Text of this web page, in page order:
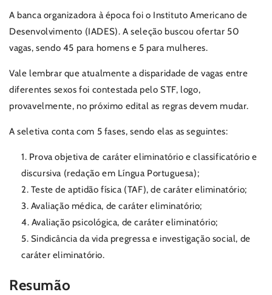
A banca organizadora à época foi o Instituto Americano de
Desenvolvimento (IADES). A seleção buscou ofertar 50
vagas, sendo 45 para homens e 5 para mulheres.
Vale lembrar que atualmente a disparidade de vagas entre
diferentes sexos foi contestada pelo STF, logo,
provavelmente, no próximo edital as regras devem mudar.
A seletiva conta com 5 fases, sendo elas as seguintes:
Prova objetiva de caráter eliminatório e classificatório e
discursiva (redação em Língua Portuguesa);
Teste de aptidão física (TAF), de caráter eliminatório;
Avaliação médica, de caráter eliminatório;
Avaliação psicológica, de caráter eliminatório;
Sindicância da vida pregressa e investigação social, de
caráter eliminatório.
Resumão